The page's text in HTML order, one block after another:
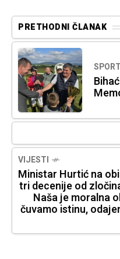
PRETHODNI ČLANAK
SPORT
VIJESTI
Ministar Hurtić na
tri decenije od
Naša je moralna
čuvamo istinu,